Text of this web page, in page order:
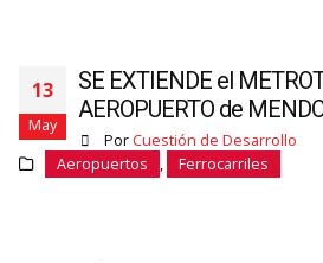
13
May
SE EXTIENDE el
AEROPUERTO de
Por Cuestión de Desarrollo
Aeropuertos
, Ferrocarriles